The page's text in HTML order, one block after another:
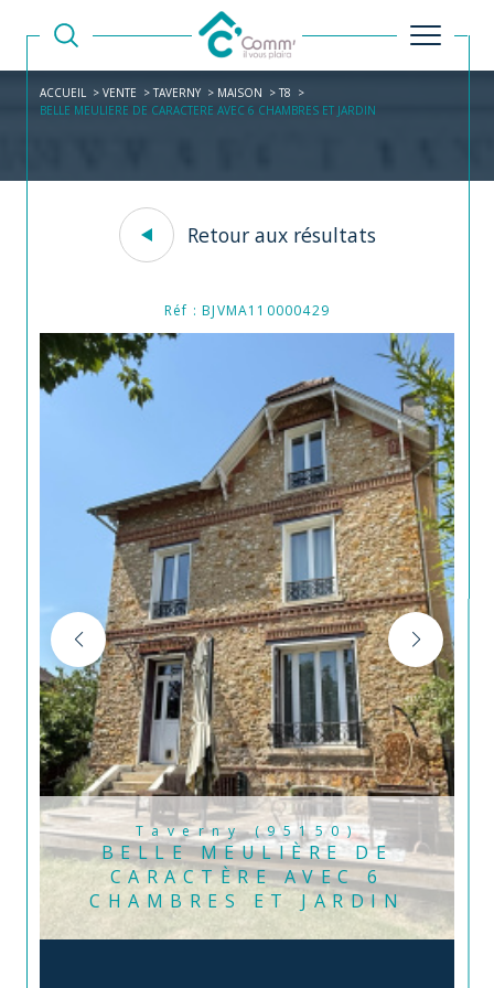
ACCUEIL VENTE TAVERNY MAISON
T8
BELLE MEULIERE DE CARACTERE AVEC 6 CHAMBRES ET JARDIN
Retour aux résultats
Réf : BJVMA110000429
Taverny (95150)
BELLE MEULIÈRE DE
CARACTÈRE AVEC 6
CHAMBRES ET JARDIN